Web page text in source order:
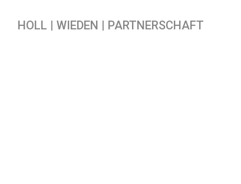
HOLL | WIEDEN | PARTNERSCHAFT